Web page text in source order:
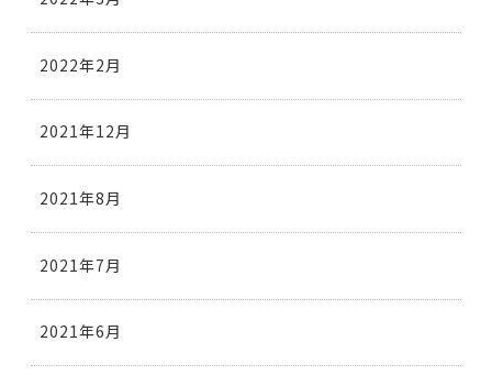
2022年2月
2021年12月
2021年8月
2021年7月
2021年6月